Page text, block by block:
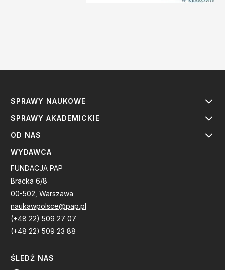
SPRAWY NAUKOWE
SPRAWY AKADEMICKIE
OD NAS
WYDAWCA
FUNDACJA PAP
Bracka 6/8
00-502, Warszawa
naukawpolsce@pap.pl
(+48 22) 509 27 07
(+48 22) 509 23 88
ŚLEDŹ NAS